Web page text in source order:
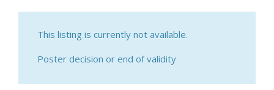
This listing is currently not available.
Poster decision or end of validity